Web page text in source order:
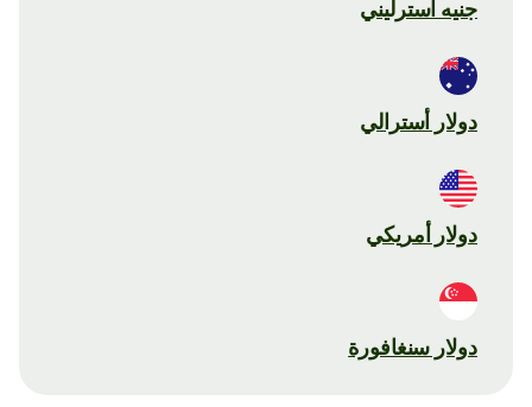
جنيه استرليني
دولار أسترالي
دولار أمريكي
دولار سنغافورة